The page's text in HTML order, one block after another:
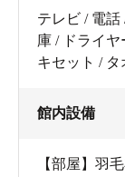
テレビ / 電
庫 / ドライ
キセット /
館内設備
【部屋】羽